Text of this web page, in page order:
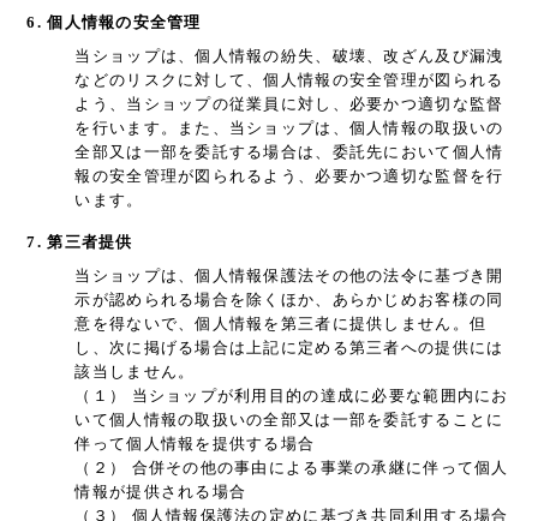
6. 個人情報の安全管理
当ショップは、個人情報の紛失、破壊、改ざん及び漏洩
などのリスクに対して、個人情報の安全管理が図られる
よう、当ショップの従業員に対し、必要かつ適切な監督
を行います。また、当ショップは、個人情報の取扱いの
全部又は一部を委託する場合は、委託先において個人情
報の安全管理が図られるよう、必要かつ適切な監督を行
います。
7. 第三者提供
当ショップは、個人情報保護法その他の法令に基づき開
示が認められる場合を除くほか、あらかじめお客様の同
意を得ないで、個人情報を第三者に提供しません。但
し、次に掲げる場合は上記に定める第三者への提供には
該当しません。
（１） 当ショップが利用目的の達成に必要な範囲内にお
いて個人情報の取扱いの全部又は一部を委託することに
伴って個人情報を提供する場合
（２） 合併その他の事由による事業の承継に伴って個人
情報が提供される場合
（３） 個人情報保護法の定めに基づき共同利用する場合